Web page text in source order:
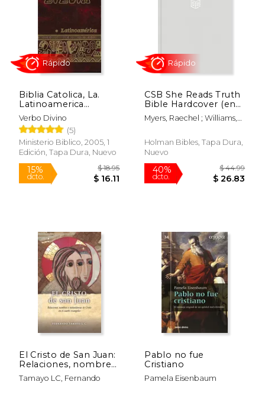
Biblia Catolica, La.
Latinoamerica
(Bolsillo Tapa Dura)
Verbo Divino
(5)
Ministerio Biblico, 2005, 1
Edición, Tapa Dura, Nuevo
15%
dcto.
Rápido
CSB She Reads Truth
Bible Hardcover (en
Inglés)
Myers, Raechel ; Williams,
By Holman
Holman Bibles, Tapa Dura,
Nuevo
40%
dcto.
El Cristo de San Juan:
Relaciones, nombres
e instantáneas de
Cristo en el cuarto
Tamayo LC, Fernando
Pablo no fue
Cristiano
Pamela Eisenbaum